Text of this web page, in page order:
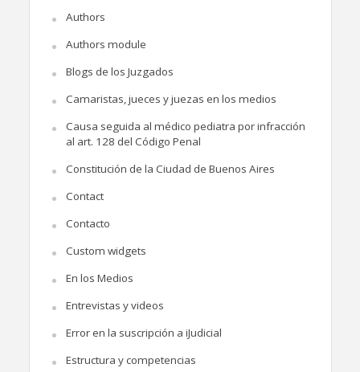
Authors
Authors module
Blogs de los Juzgados
Camaristas, jueces y juezas en los medios
Causa seguida al médico pediatra por infracción
al art. 128 del Código Penal
Constitución de la Ciudad de Buenos Aires
Contact
Contacto
Custom widgets
En los Medios
Entrevistas y videos
Error en la suscripción a iJudicial
Estructura y competencias